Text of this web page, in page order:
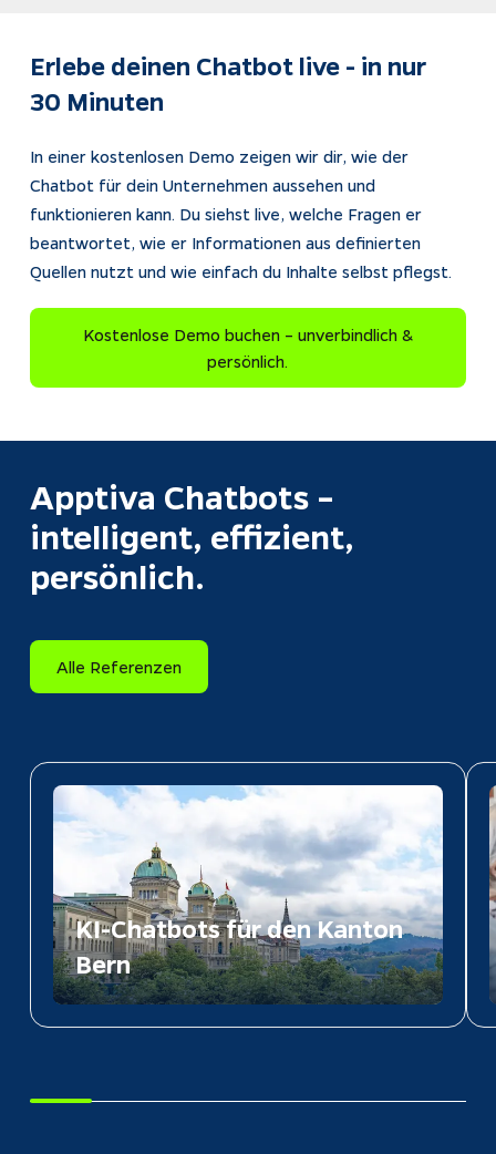
Erlebe deinen Chatbot live - in nur
30 Minuten
In einer kostenlosen Demo zeigen wir dir, wie der
Chatbot für dein Unternehmen aussehen und
funktionieren kann. Du siehst live, welche Fragen er
beantwortet, wie er Informationen aus definierten
Quellen nutzt und wie einfach du Inhalte selbst pflegst.
Kostenlose Demo buchen – unverbindlich &
persönlich.
Apptiva Chatbots –
intelligent, effizient,
persönlich.
Alle Referenzen
KI-Chatbots für den Kanton
Bern